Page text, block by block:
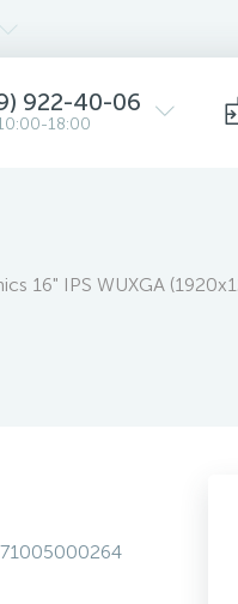
922-40-06
18:00
16" IPS WUXGA
71005000264